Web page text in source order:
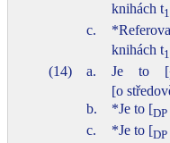
knihách t1
c.
knihách t1
(14)
a. Je to [
[o
b.
*Je to [DP
c.
*Je to [DP